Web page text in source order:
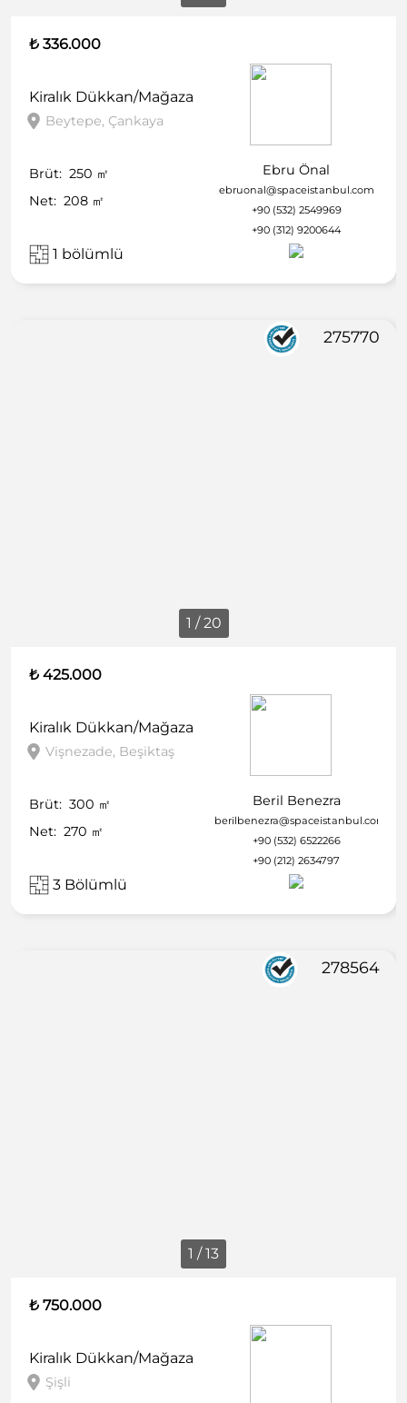
₺ 336.000
Kiralık Dükkan/Mağaza
Beytepe, Çankaya
Brüt: 250 ㎡
Net: 208 ㎡
1 bölümlü
Ebru Önal
ebruonal@spaceistanbul.com
+90 (532) 2549969
+90 (312) 9200644
1 / 20
275770
₺ 425.000
Kiralık Dükkan/Mağaza
Vişnezade, Beşiktaş
Brüt: 300 ㎡
Net: 270 ㎡
3 Bölümlü
Beril Benezra
berilbenezra@spaceistanbul.com
+90 (532) 6522266
+90 (212) 2634797
1 / 13
278564
₺ 750.000
Kiralık Dükkan/Mağaza
Şişli